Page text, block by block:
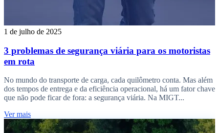
1 de julho de 2025
3 problemas de segurança viária para os motoristas
em rota
No mundo do transporte de carga, cada quilômetro conta. Mas além
dos tempos de entrega e da eficiência operacional, há um fator chave
que não pode ficar de fora: a segurança viária. Na MIGT...
Ver mais